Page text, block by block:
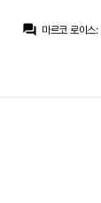
question_answer 마르코 로이스: